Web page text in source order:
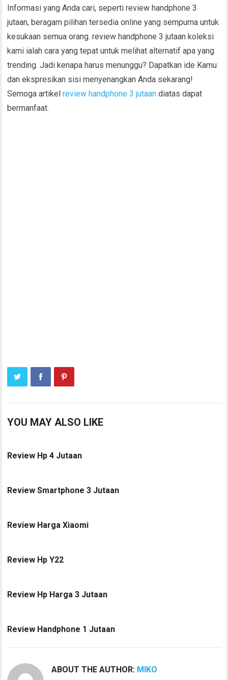
Informasi yang Anda cari, seperti review handphone 3
jutaan, beragam pilihan tersedia online yang sempurna untuk
kesukaan semua orang. review handphone 3 jutaan koleksi
kami ialah cara yang tepat untuk melihat alternatif apa yang
trending. Jadi kenapa harus menunggu? Dapatkan ide Kamu
dan ekspresikan sisi menyenangkan Anda sekarang!
Semoga artikelreview handphone 3 jutaandiatas dapat
bermanfaat.
YOU MAY ALSO LIKE
Review Hp 4 Jutaan
Review Smartphone 3 Jutaan
Review Harga Xiaomi
Review Hp Y22
Review Hp Harga 3 Jutaan
Review Handphone 1 Jutaan
ABOUT THE AUTHOR: MIKO